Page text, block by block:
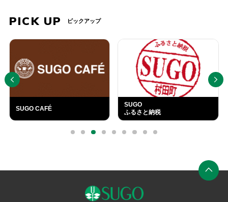
PICK UP ピックアップ
SUGO CAFÉ
SUGO
ふるさと納税
部
0 1 2 3 4 5 6 7 8
PREV NEXT